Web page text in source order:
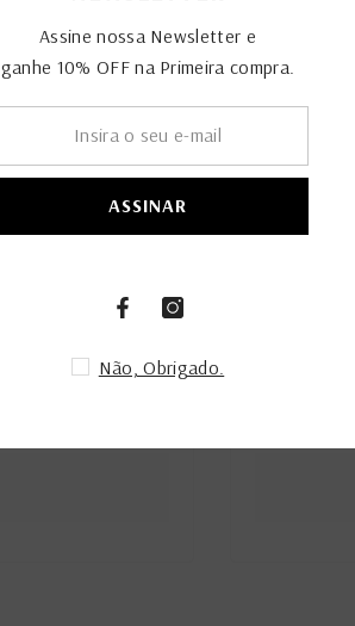
Assine nossa Newsletter e
ganhe 10% OFF na Primeira compra.
ASSINAR
Não, Obrigado.